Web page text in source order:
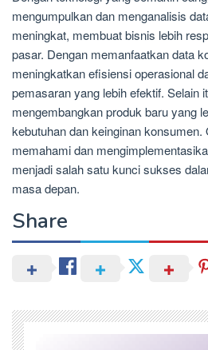
mengumpulkan dan menganalisis
meningkat, membuat bisnis lebih
pasar. Dengan memanfaatkan data
meningkatkan efisiensi operasional
pemasaran yang lebih efektif. Selain
mengembangkan produk baru yang
kebutuhan dan keinginan konsumen.
memahami dan
menjadi salah satu kunci sukses
masa depan.
Share